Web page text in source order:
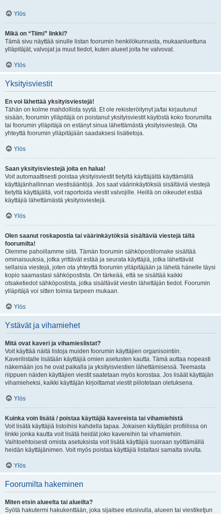
Ylös
Mikä on “Tiimi” linkki?
Tämä sivu näyttää sinulle listan foorumin henkilökunnasta, mukaanluettuna
ylläpitäjät, valvojat ja muut tiedot, kuten alueet joita he valvovat.
Ylös
Yksityisviestit
En voi lähettää yksityisviestejä!
Tähän on kolme mahdollista syytä. Et ole rekisteröitynyt ja/tai kirjautunut
sisään, foorumin ylläpitäjä on poistanut yksityisviestit käytöstä koko foorumilta
tai foorumin ylläpitäjä on estänyt sinua lähettämästä yksityisviestejä. Ota
yhteyttä foorumin ylläpitäjään saadaksesi lisätietoja.
Ylös
Saan yksityisviestejä joita en halua!
Voit automaattisesti poistaa yksityisviestit tietyltä käyttäjältä käyttämällä
käyttäjänhallinnan viestisääntöjä. Jos saat väärinkäytöksiä sisältäviä viestejä
tietyltä käyttäjältä, voit raportoida viestit valvojille. Heillä on oikeudet estää
käyttäjiä lähettämästä yksityisviestejä.
Ylös
Olen saanut roskapostia tai väärinkäytöksiä sisältäviä viestejä tältä
foorumilta!
Olemme pahoillamme siitä. Tämän foorumin sähköpostilomake sisältää
ominaisuuksia, jotka yrittävät estää ja seurata käyttäjiä, jotka lähettävät
sellaisia viestejä, joten ota yhteyttä foorumin ylläpitäjään ja lähetä hänelle täysi
kopio saamastasi sähköpostista. On tärkeää, että se sisältää kaikki
otsaketiedot sähköpostista, jotka sisältävät viestin lähettäjän tiedot. Foorumin
ylläpitäjä voi sitten toimia tarpeen mukaan.
Ylös
Ystävät ja vihamiehet
Mitä ovat kaveri ja vihamieslistat?
Voit käyttää näitä listoja muiden foorumin käyttäjien organisointiin.
Kaverilistalle lisätään käyttäjiä omien asetusten kautta. Tämä auttaa nopeasti
näkemään jos he ovat paikalla ja yksityisviestien lähettämisessä. Teemasta
riippuen näiden käyttäjien viestit saatetaan myös korostaa. Jos lisäät käyttäjän
vihamieheksi, kaikki käyttäjän kirjoittamat viestit piilotetaan oletuksena.
Ylös
Kuinka voin lisätä / poistaa käyttäjiä kavereista tai vihamiehistä
Voit lisätä käyttäjiä listoihisi kahdella tapaa. Jokaisen käyttäjän profiilissa on
linkki jonka kautta voit lisätä heidät joko kavereihin tai vihamiehiin.
Vaihtoehtoisesti omista asetuksista voit lisätä käyttäjiä suoraan syöttämällä
heidän käyttäjänimen. Voit myös poistaa käyttäjiä listaltasi samalta sivulta.
Ylös
Foorumilta hakeminen
Miten etsin alueelta tai alueilta?
Syötä hakutermi hakukenttään, joka sijaitsee etusivulla, alueen tai viestiketjun